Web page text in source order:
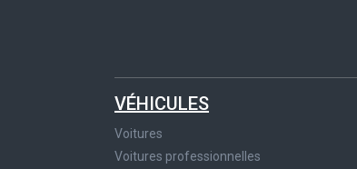
VÉHICULES
Voitures
Voitures professionnelles